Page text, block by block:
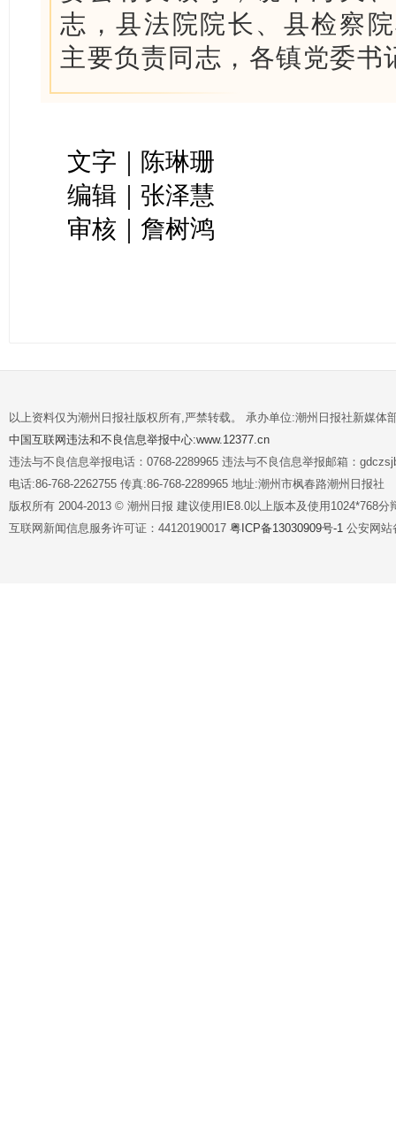
志，县法院院长、县检察
主要负责同志，各镇党委
文字｜ 陈琳珊
编辑｜张泽慧
审核｜詹树鸿
以上资料仅为潮州日报社版权所有,严禁转载。 承办单位:潮州日报社新媒体
中国互联网违法和不良信息举报中心:www.12377.cn
违法与不良信息举报电话：0768-2289965 违法与不良信息举报邮箱：
电话:86-768-2262755 传真:86-768-2289965 地址:潮州市枫春路潮州日报社
版权所有 2004-2013 © 潮州日报 建议使用IE8.0以上版本及使用1024*768分
互联网新闻信息服务许可证：44120190017 粤ICP备13030909号-1 公安网站